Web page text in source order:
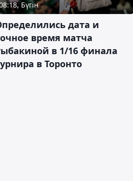
Бүгін
дата и
время матча
в 1/16 финала
в Торонто